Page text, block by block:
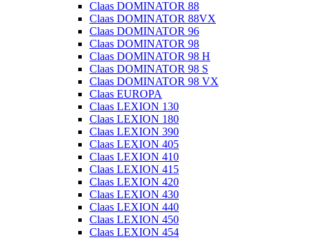
Claas DOMINATOR 88
Claas DOMINATOR 88VX
Claas DOMINATOR 96
Claas DOMINATOR 98
Claas DOMINATOR 98 H
Claas DOMINATOR 98 S
Claas DOMINATOR 98 VX
Claas EUROPA
Claas LEXION 130
Claas LEXION 180
Claas LEXION 390
Claas LEXION 405
Claas LEXION 410
Claas LEXION 415
Claas LEXION 420
Claas LEXION 430
Claas LEXION 440
Claas LEXION 450
Claas LEXION 454